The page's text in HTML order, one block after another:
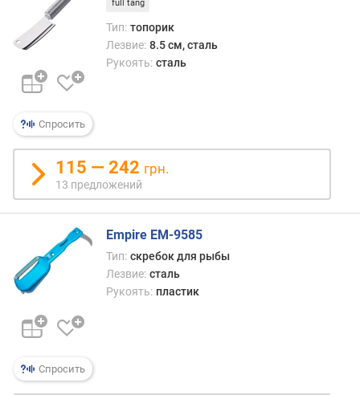
Спросить
full tang
Тип: топорик
Лезвие: 8.5 см, сталь
Рукоять: сталь
115 — 242 грн.
13 предложений
Спросить
Empire EM-9585
Тип: скребок для рыбы
Лезвие: сталь
Рукоять: пластик